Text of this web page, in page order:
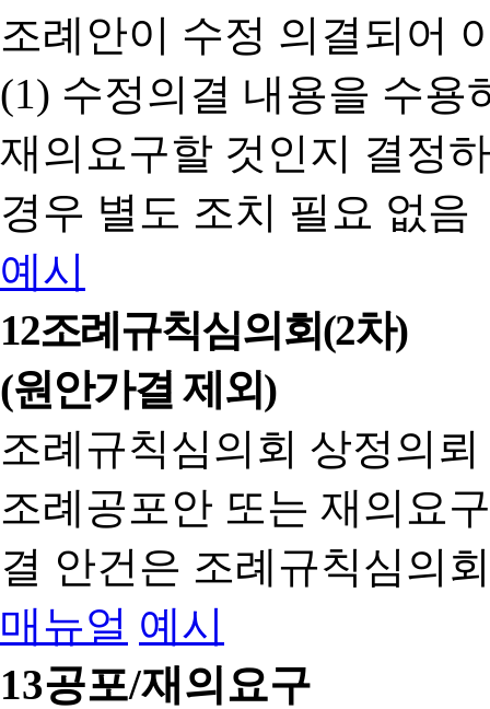
조례안이 수정 의결되어
(1) 수정의결 내용을 수용
재의요구할 것인지 결정
경우 별도 조치 필요 없음
예시
12조례규칙심의회(2차)
(원안가결 제외)
조례규칙심의회 상정의
조례공포안 또는 재의요
결 안건은 조례규칙심의
매뉴얼 예시
13공포/재의요구